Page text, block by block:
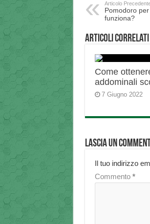
Articolo
Pomodoro
funziona?
Articoli correlati
Come
addominali
7 Giugno 2022
Lascia un
Il tuo indirizzo
Commento *